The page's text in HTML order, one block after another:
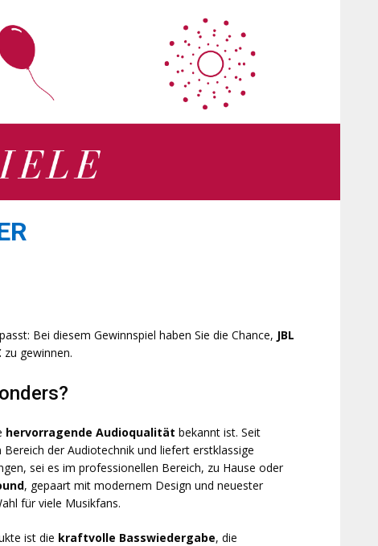
Bei diesem Gewinnspiel haben Sie die Chance, JBL
zu gewinnen.
hervorragende Audioqualität bekannt ist. Seit
der Audiotechnik und liefert erstklassige
sei es im professionellen Bereich, zu Hause oder
, gepaart mit modernem Design und neuester
für viele Musikfans.
ist die kraftvolle Basswiedergabe, die